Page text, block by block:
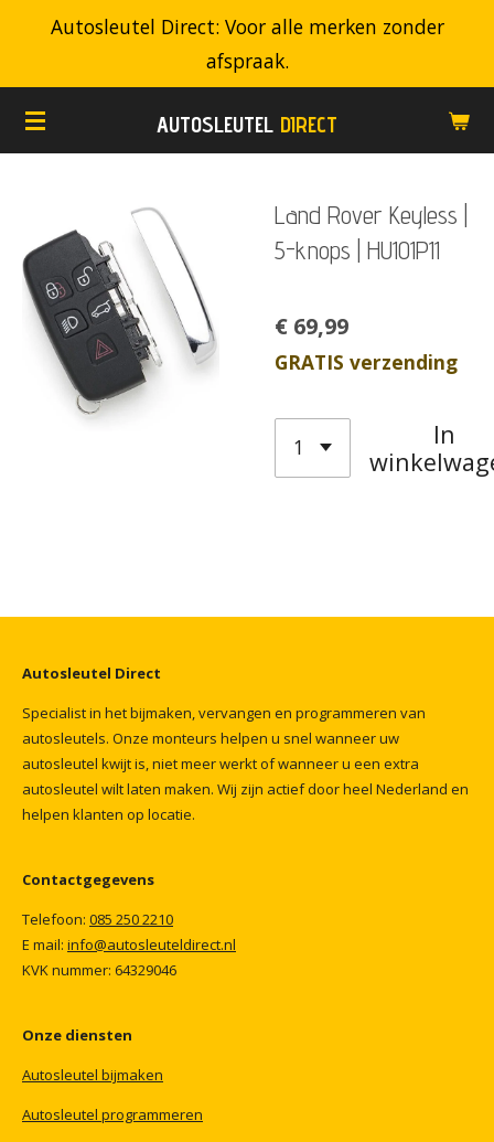
de
AUTOSLEUTEL DIRECT
Autosleutel Direct: Voor alle merken zonder
afspraak.
Land Rover Keyless |
5-knops | HU101P11
€ 69,99
GRATIS verzending
In
Autosleutel Direct
Specialistin hetbijmaken,vervangen en programmeren van
autosleutels. Onze monteurs helpen u snel wanneeruw
autosleutel kwijtis,nietmeerwerktofwanneeru een extra
autosleutel wiltlaten maken. Wij zijn actiefdoorheel Nederland en
helpen klanten op locatie.
Contactgegevens
Telefoon: 085 2502210
E mail: info@autosleuteldirect.nl
KVKnummer: 64329046
Onze diensten
Autosleutel bijmaken
Autosleutel programmeren